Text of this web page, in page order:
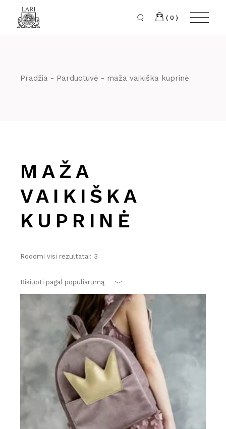
content
(0)
Pradžia Parduotuvė maža vaikiška kuprinė
MAŽA
VAIKIŠKA
KUPRINĖ
Rodomi visi rezultatai: 3
Rikiuoti pagal populiarumą